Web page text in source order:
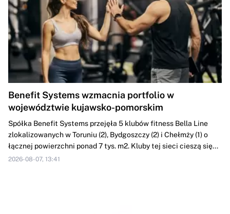
Benefit Systems wzmacnia portfolio w
województwie kujawsko-pomorskim
Spółka Benefit Systems przejęła 5 klubów fitness Bella Line
zlokalizowanych w Toruniu (2), Bydgoszczy (2) i Chełmży (1) o
łącznej powierzchni ponad 7 tys. m2. Kluby tej sieci cieszą się...
2026-08-07, 13:41